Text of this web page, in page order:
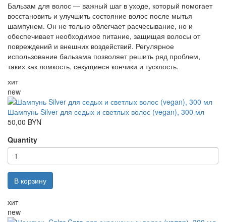
Бальзам для волос — важный шаг в уходе, который помогает
восстановить и улучшить состояние волос после мытья
шампунем. Он не только облегчает расчесывание, но и
обеспечивает необходимое питание, защищая волосы от
повреждений и внешних воздействий. Регулярное
использование бальзама позволяет решить ряд проблем,
таких как ломкость, секущиеся кончики и тусклость.
хит
new
Шампунь Silver для седых и светлых волос (vegan), 300 мл
50,00 BYN
Quantity
В корзину
хит
new